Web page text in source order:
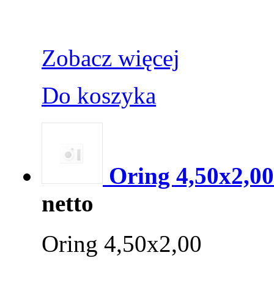
Zobacz więcej
Do koszyka
Oring 4,50x2,00
netto
Oring 4,50x2,00